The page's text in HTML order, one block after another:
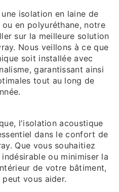
isolation en laine de
en polyuréthane, notre
sur la meilleure solution
Nous veillons à ce que
soit installée avec
garantissant ainsi
tout au long de
l'isolation acoustique
dans le confort de
Que vous souhaitiez
ou minimiser la
de votre bâtiment,
peut vous aider.